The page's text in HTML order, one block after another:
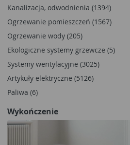
Kanalizacja, odwodnienia (1394)
Ogrzewanie pomieszczeń (1567)
Ogrzewanie wody (205)
Ekologiczne systemy grzewcze (5)
Systemy wentylacyjne (3025)
Artykuły elektryczne (5126)
Paliwa (6)
Wykończenie